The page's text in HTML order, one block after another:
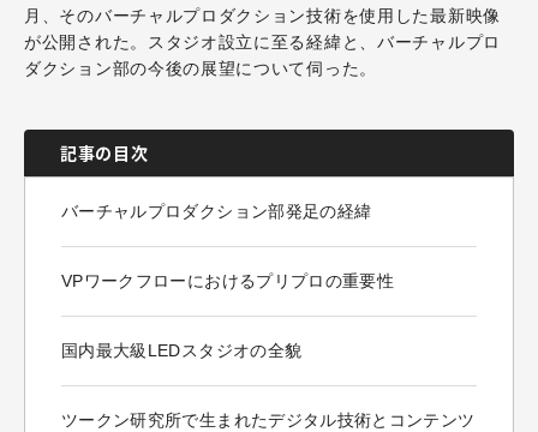
月、そのバーチャルプロダクション技術を使用した最新映像
が公開された。スタジオ設立に至る経緯と、バーチャルプロ
ダクション部の今後の展望について伺った。
記事の目次
バーチャルプロダクション部発足の経緯
VPワークフローにおけるプリプロの重要性
国内最大級LEDスタジオの全貌
ツークン研究所で生まれたデジタル技術とコンテンツ